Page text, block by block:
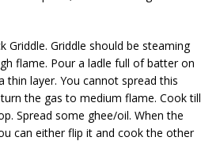
Griddle. Griddle should be steaming
flame. Pour a ladle full of batter on
thin layer. You cannot spread this
the gas to medium flame. Cook till
Spread some ghee/oil. When the
can either flip it and cook the other